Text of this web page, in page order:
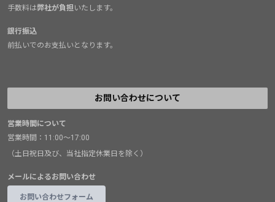
手数料は弊社が負担いたします。
銀行振込
前払いでのお支払いとなります。
お問い合わせについて
営業時間について
営業時間：11:00～17:00
（土日祝日及び、当社指定休業日を除く）
メールによるお問い合わせ
お問い合わせフォーム